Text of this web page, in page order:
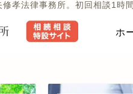
孝法律事務所。初回相談1時間
ホ